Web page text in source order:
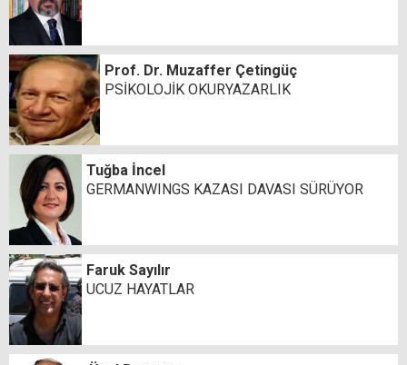
Prof. Dr. Muzaffer Çetingüç
PSİKOLOJİK OKURYAZARLIK
Tuğba İncel
GERMANWINGS KAZASI DAVASI SÜRÜYOR
Faruk Sayılır
UCUZ HAYATLAR